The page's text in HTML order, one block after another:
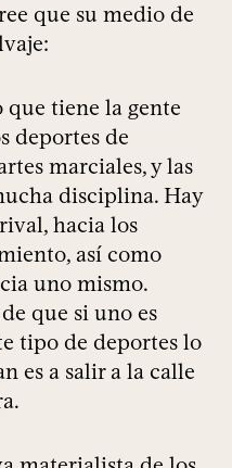
que su medio de
tiene la gente
deportes de
marciales, y las
disciplina. Hay
hacia los
así como
uno mismo.
que si uno es
tipo de deportes lo
es a salir a la calle